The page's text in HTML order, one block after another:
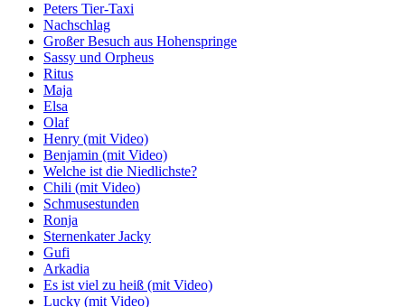
Peters Tier-Taxi
Nachschlag
Großer Besuch aus Hohenspringe
Sassy und Orpheus
Ritus
Maja
Elsa
Olaf
Henry (mit Video)
Benjamin (mit Video)
Welche ist die Niedlichste?
Chili (mit Video)
Schmusestunden
Ronja
Sternenkater Jacky
Gufi
Arkadia
Es ist viel zu heiß (mit Video)
Lucky (mit Video)